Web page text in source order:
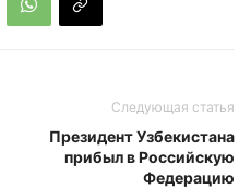
Следующая статья
Президент Узбекистана
прибыл в Российскую
Федерацию